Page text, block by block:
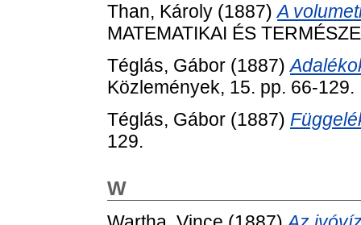
Than, Károly (1887)A
MATEMATIKAI ÉS
Téglás, Gábor (1887)
Közlemények, 15. pp. 66-129.
Téglás, Gábor (1887)
129.
W